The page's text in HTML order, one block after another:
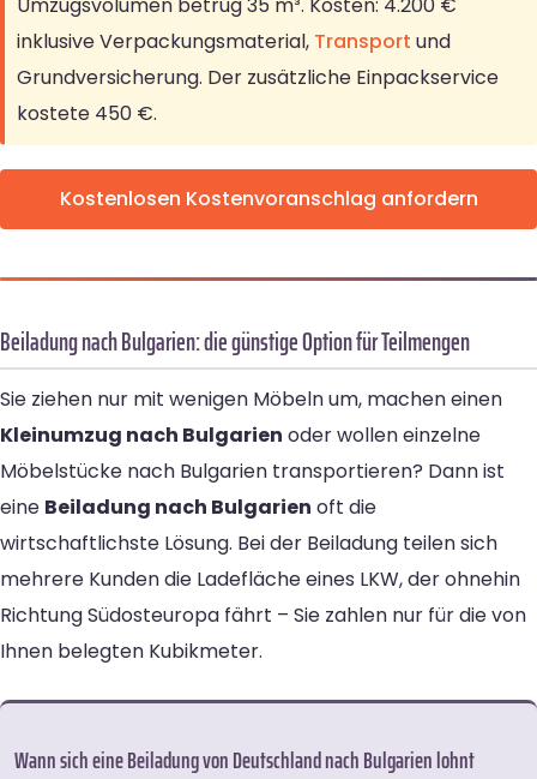
inklusive Verpackungsmaterial, Transport und
Grundversicherung. Der zusätzliche Einpackservice
kostete 450 €.
Kostenlosen Kostenvoranschlag anfordern
Beiladung nach Bulgarien: die günstige Option für Teilmengen
Sie ziehen nur mit wenigen Möbeln um, machen einen
Kleinumzug nach Bulgarien oder wollen einzelne
Möbelstücke nach Bulgarien transportieren? Dann ist
eine Beiladung nach Bulgarien oft die
wirtschaftlichste Lösung. Bei der Beiladung teilen sich
mehrere Kunden die Ladefläche eines LKW, der ohnehin
Richtung Südosteuropa fährt – Sie zahlen nur für die von
Ihnen belegten Kubikmeter.
Wann sich eine Beiladung von Deutschland nach Bulgarien lohnt